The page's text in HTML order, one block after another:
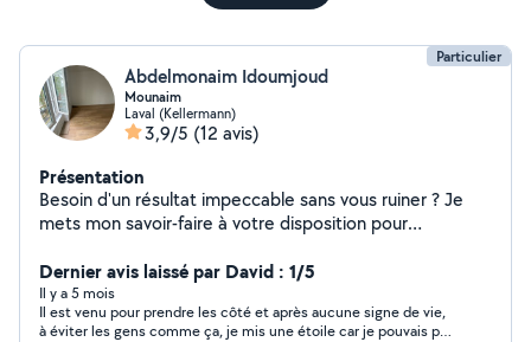
Particulier
Abdelmonaim Idoumjoud
Mounaim
Laval (Kellermann)
3,9/5 (12 avis)
Présentation
Besoin d'un résultat impeccable sans vous ruiner ? Je
mets mon savoir-faire à votre disposition pour
satisfaction et un chantier propre. Travail de qualité
garanti.
Dernier avis laissé par David : 1/5
Il y a 5 mois
Il est venu pour prendre les côté et après aucune signe de vie,
à éviter les gens comme ça, je mis une étoile car je pouvais pas